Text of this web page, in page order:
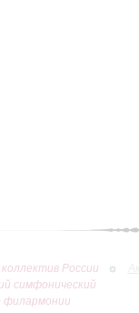
России
симфонический
филармонии